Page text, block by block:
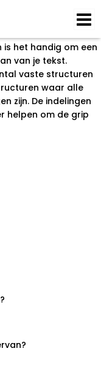
is het handig om een
van je tekst.
vaste structuren
waar alle
zijn. De indelingen
helpen om de grip